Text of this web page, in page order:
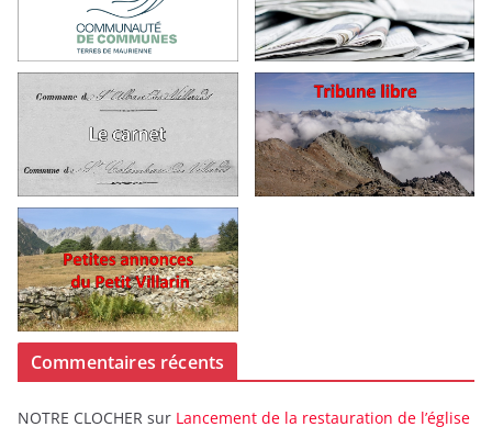
Commentaires récents
NOTRE CLOCHER sur Lancement de la restauration de l’église